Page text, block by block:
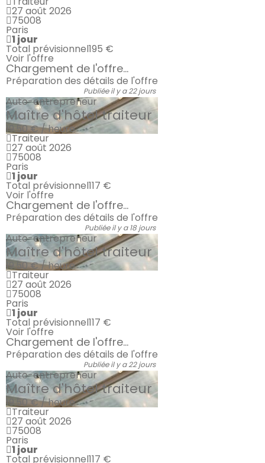
27 août 2026
75008
Paris
1 jour
Total prévisionnel195 €
Voir l'offre
Chargement de l'offre...
Préparation des détails de l'offre
Publiée il y a 22 jours
Auto-entrepreneur
Maître d'hôtel traiteur
19.50 € / heure
Traiteur
27 août 2026
75008
Paris
1 jour
Total prévisionnel117 €
Voir l'offre
Chargement de l'offre...
Préparation des détails de l'offre
Publiée il y a 18 jours
Auto-entrepreneur
Maître d'hôtel traiteur
19.50 € / heure
Traiteur
27 août 2026
75008
Paris
1 jour
Total prévisionnel117 €
Voir l'offre
Chargement de l'offre...
Préparation des détails de l'offre
Publiée il y a 22 jours
Auto-entrepreneur
Maître d'hôtel traiteur
19.50 € / heure
Traiteur
27 août 2026
75008
Paris
1 jour
Total prévisionnel117 €